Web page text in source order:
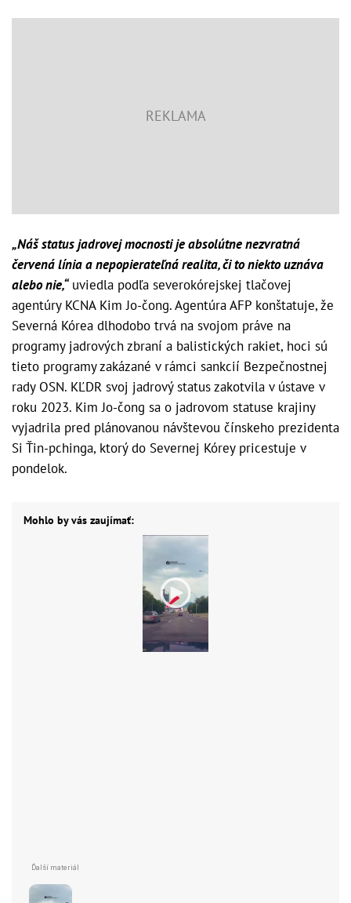
„Náš status jadrovej mocnosti je absolútne nezvratná
červená línia a nepopierateľná realita, či to niekto uznáva
alebo nie,“uviedla podľa severokórejskej tlačovej
agentúry KCNA Kim Jo-čong. Agentúra AFP konštatuje, že
Severná Kórea dlhodobo trvá na svojom práve na
programy jadrových zbraní a balistických rakiet, hoci sú
tieto programy zakázané v rámci sankcií Bezpečnostnej
rady OSN. KĽDR svoj jadrový status zakotvila v ústave v
roku 2023. Kim Jo-čong sa o jadrovom statuse krajiny
vyjadrila pred plánovanou návštevou čínskeho prezidenta
Si Ťin-pchinga, ktorý do Severnej Kórey pricestuje v
pondelok.
Mohlo by vás zaujímať: